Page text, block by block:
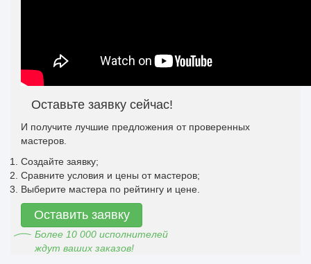
Оставьте заявку сейчас!
И получите лучшие предложения от проверенных
мастеров.
Создайте заявку;
Сравните условия и цены от мастеров;
Выберите мастера по рейтингу и цене.
Оставить заявку
Более 10 000 исполнителей
ждут ваших заказов!